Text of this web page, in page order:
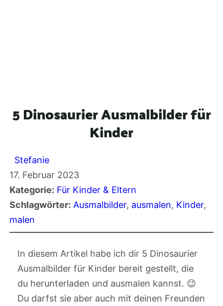
5 Dinosaurier Ausmalbilder für
Kinder
Stefanie
17. Februar 2023
Kategorie: Für Kinder & Eltern
Schlagwörter: Ausmalbilder, ausmalen, Kinder
malen
In diesem Artikel habe ich dir 5 Dinosaurier
Ausmalbilder für Kinder bereit gestellt, die
du herunterladen und ausmalen kannst. 😉
Du darfst sie aber auch mit deinen Freunden